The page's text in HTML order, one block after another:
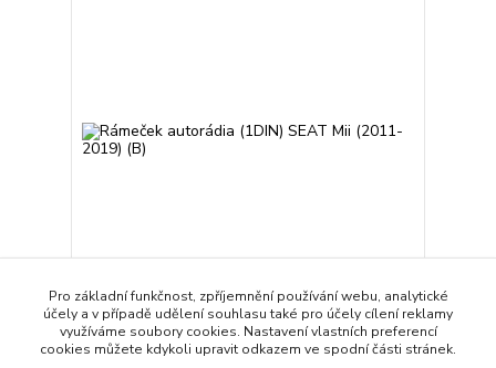
Rámeček autorádia (1DIN) SEAT Mii (2011-2019)
(B)
Pro základní funkčnost, zpříjemnění používání webu, analytické
účely a v případě udělení souhlasu také pro účely cílení reklamy
využíváme soubory cookies. Nastavení vlastních preferencí
cookies můžete kdykoli upravit odkazem ve spodní části stránek.